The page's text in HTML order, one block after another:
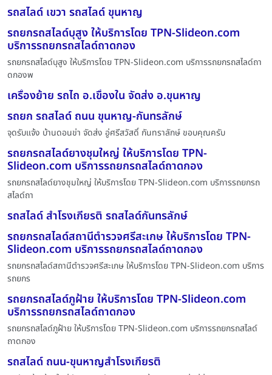
รถสไลด์ เขวา รถสไลด์ ขุนหาญ
รถยกรถสไลด์บุสูง ให้บริการโดย TPN-Slideon.com
บริการรถยกรถสไลด์ถาดกอง
รถยกรถสไลด์บุสูง ให้บริการโดย TPN-Slideon.com บริการรถยกรถสไลด์ถา
ดกองพ
เครื่องย้าย รถไถ อ.เขื่องใน จัดส่ง อ.ขุนหาญ
รถยก รถสไลด์ ถนน ขุนหาญ-กันทรลักษ์
จุดรับแจ้ง บ้านดอนข่า จัดส่ง อู่ศรีสวัสดิ์ กันทราลักษ์ ขอบคุณครับ
รถยกรถสไลด์ยางชุมใหญ่ ให้บริการโดย TPN-
Slideon.com บริการรถยกรถสไลด์ถาดกอง
รถยกรถสไลด์ยางชุมใหญ่ ให้บริการโดย TPN-Slideon.com บริการรถยกรถ
สไลด์ถา
รถสไลด์ สำโรงเกียรติ รถสไลด์กันทรลักษ์
รถยกรถสไลด์สถานีตำรวจศรีสะเกษ ให้บริการโดย TPN-
Slideon.com บริการรถยกรถสไลด์ถาดกอง
รถยกรถสไลด์สถานีตำรวจศรีสะเกษ ให้บริการโดย TPN-Slideon.com บริการ
รถยกร
รถยกรถสไลด์ภูฝ้าย ให้บริการโดย TPN-Slideon.com
บริการรถยกรถสไลด์ถาดกอง
รถยกรถสไลด์ภูฝ้าย ให้บริการโดย TPN-Slideon.com บริการรถยกรถสไลด์
ถาดกอง
รถสไลด์ ถนน-ขุนหาญสำโรงเกียรติ